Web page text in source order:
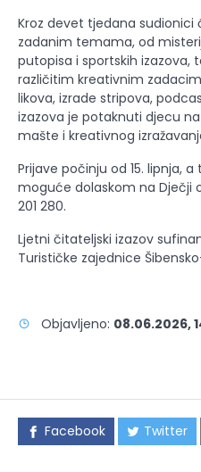
Kroz devet tjedana
zadanim temama, od
putopisa i sportskih izazova,
različitim kreativnim
likova, izrade stripova,
izazova je potaknuti djecu
mašte i kreativnog
Prijave počinju od 15. lipnja,
moguće dolaskom na Dječji
201 280.
Ljetni čitateljski izazov
Turističke zajednice
Objavljeno: 08.06.2026,
Facebook Twitter